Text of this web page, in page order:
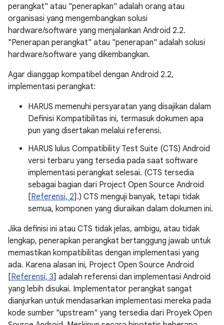
perangkat" atau "penerapkan" adalah orang atau
organisasi yang mengembangkan solusi
hardware/software yang menjalankan Android 2.2.
"Penerapan perangkat" atau "penerapan" adalah solusi
hardware/software yang dikembangkan.
Agar dianggap kompatibel dengan Android 2.2,
implementasi perangkat:
HARUS memenuhi persyaratan yang disajikan dalam
Definisi Kompatibilitas ini, termasuk dokumen apa
pun yang disertakan melalui referensi.
HARUS lulus Compatibility Test Suite (CTS) Android
versi terbaru yang tersedia pada saat software
implementasi perangkat selesai. (CTS tersedia
sebagai bagian dari Project Open Source Android
[Referensi, 2].) CTS menguji banyak, tetapi tidak
semua, komponen yang diuraikan dalam dokumen ini.
Jika definisi ini atau CTS tidak jelas, ambigu, atau tidak
lengkap, penerapkan perangkat bertanggung jawab untuk
memastikan kompatibilitas dengan implementasi yang
ada. Karena alasan ini, Project Open Source Android
[Referensi, 3] adalah referensi dan implementasi Android
yang lebih disukai. Implementator perangkat sangat
dianjurkan untuk mendasarkan implementasi mereka pada
kode sumber "upstream" yang tersedia dari Proyek Open